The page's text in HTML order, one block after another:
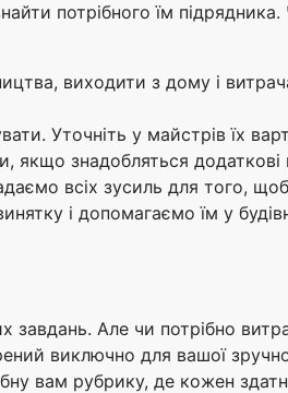
потрібного їм
виходити з дому і
Уточніть у майстрів їх
знадобляться додаткові
всіх зусиль для того,
і допомагаємо їм у
завдань. Але чи потрібно
виключно для вашої
вам рубрику, де кожен